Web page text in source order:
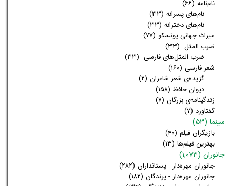
نام‌نامه (۶۶)
نام‌های پسرانه (۳۳)
نام‌های دخترانه (۳۳)
میراث جهانی یونسکو (۷۷)
ضرب المثل (۳۳)
ضرب المثل‌های فارسی (۳۳)
شعر فارسی (۱۶۰)
گزیده‌ی شعر شاعران (۲)
دیوان حافظ (۱۵۸)
زندگینامه‌ی بزرگان (۷)
گفتاورد (۷)
سینما (۵۳)
بازیگران فیلم (۴۰)
بهترین فیلم‌ها (۱۳)
جانوران (۱,۰۷۳)
جانوران مهره‌دار - پستانداران (۲۸۲)
جانوران مهره‌دار - پرندگان (۱۸۲)